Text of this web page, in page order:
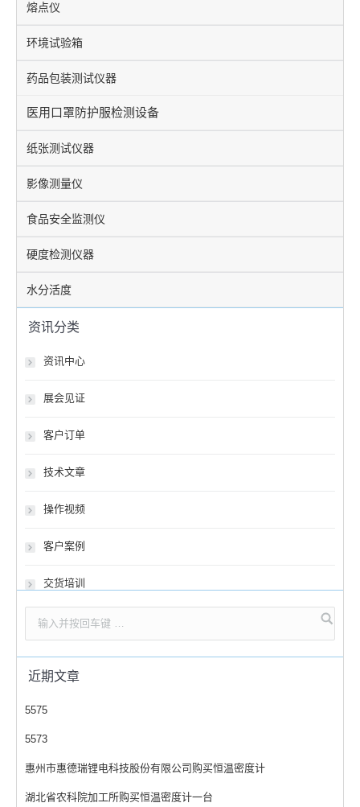
熔点仪
环境试验箱
药品包装测试仪器
医用口罩防护服检测设备
纸张测试仪器
影像测量仪
食品安全监测仪
硬度检测仪器
水分活度
资讯分类
资讯中心
展会见证
客户订单
技术文章
操作视频
客户案例
交货培训
近期文章
5575
5573
惠州市惠德瑞锂电科技股份有限公司购买恒温密度计
湖北省农科院加工所购买恒温密度计一台